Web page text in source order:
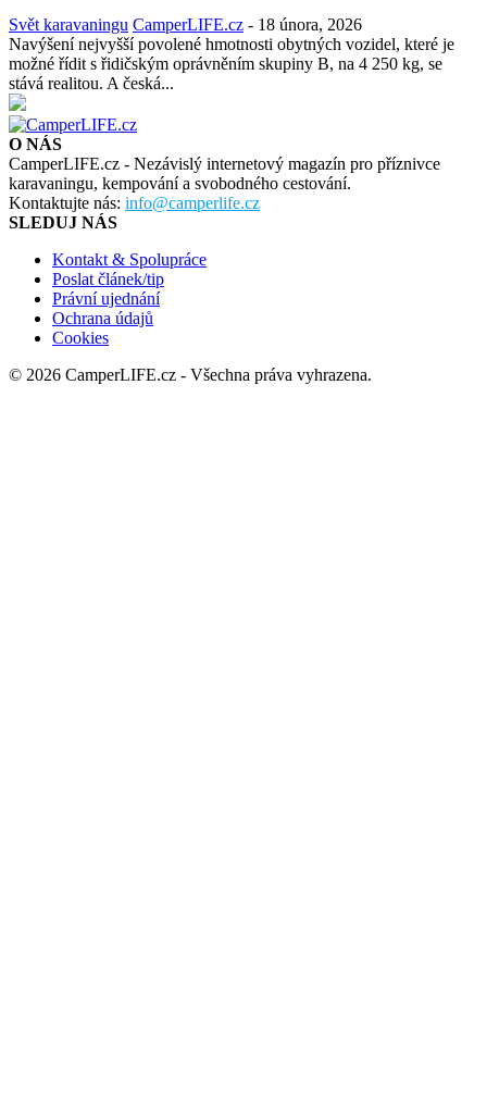
Svět karavaningu CamperLIFE.cz - 18 února, 2026
Navýšení nejvyšší povolené hmotnosti obytných vozidel, které je
možné řídit s řidičským oprávněním skupiny B, na 4 250 kg, se
stává realitou. A česká...
O NÁS
CamperLIFE.cz - Nezávislý internetový magazín pro příznivce
karavaningu, kempování a svobodného cestování.
Kontaktujte nás: info@camperlife.cz
SLEDUJ NÁS
Kontakt & Spolupráce
Poslat článek/tip
Právní ujednání
Ochrana údajů
Cookies
© 2026 CamperLIFE.cz - Všechna práva vyhrazena.